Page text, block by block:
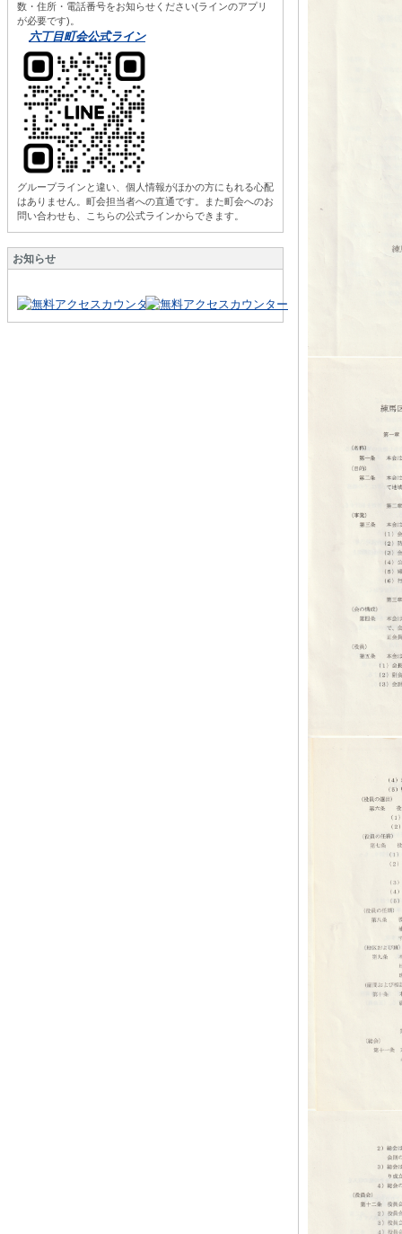
数・住所・電話番号をお知らせください(ラインのアプリ
が必要です)。
六丁目町会公式ライン
グループラインと違い、個人情報がほかの方にもれる心配
はありません。町会担当者への直通です。また町会へのお
問い合わせも、こちらの公式ラインからできます。
お知らせ